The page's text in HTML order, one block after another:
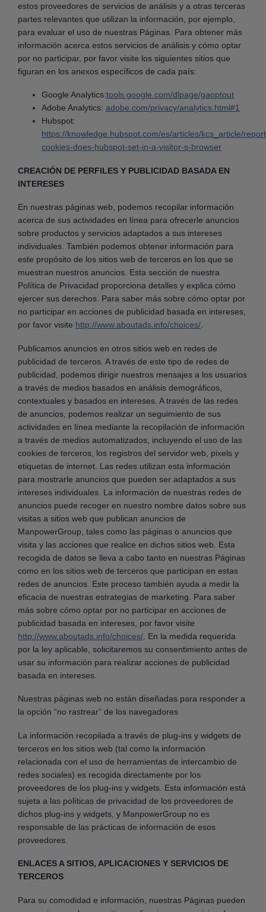
estos proveedores de servicios de análisis y a otras terceras
partes relevantes que utilizan la información, por ejemplo,
para evaluar el uso de nuestras Páginas. Para obtener más
información acerca estos servicios de análisis y cómo optar
por no participar, por favor visite los siguientes sitios que
figuran en los anexos específicos de cada país:
Google Analytics:tools.google.com/dlpage/gaoptout
Adobe Analytics: adobe.com/privacy/analytics.html#1
Hubspot:
https://knowledge.hubspot.com/es/articles/kcs_article/
cookies-does-hubspot-set-in-a-visitor-s-browser
CREACIÓN DE PERFILES Y PUBLICIDAD BASADA EN
INTERESES
En nuestras páginas web, podemos recopilar información
acerca de sus actividades en línea para ofrecerle anuncios
sobre productos y servicios adaptados a sus intereses
individuales. También podemos obtener información para
este propósito de los sitios web de terceros en los que se
muestran nuestros anuncios. Esta sección de nuestra
Política de Privacidad proporciona detalles y explica cómo
ejercer sus derechos. Para saber más sobre cómo optar por
no participar en acciones de publicidad basada en intereses,
por favor visite http://www.aboutads.info/choices/.
Publicamos anuncios en otros sitios web en redes de
publicidad de terceros. A través de este tipo de redes de
publicidad, podemos dirigir nuestros mensajes a los usuarios
a través de medios basados en análisis demográficos,
contextuales y basados en intereses. A través de las redes
de anuncios, podemos realizar un seguimiento de sus
actividades en línea mediante la recopilación de información
a través de medios automatizados, incluyendo el uso de las
cookies de terceros, los registros del servidor web, pixels y
etiquetas de internet. Las redes utilizan esta información
para mostrarle anuncios que pueden ser adaptados a sus
intereses individuales. La información de nuestras redes de
anuncios puede recoger en nuestro nombre datos sobre sus
visitas a sitios web que publican anuncios de
ManpowerGroup, tales como las páginas o anuncios que
visita y las acciones que realice en dichos sitios web. Esta
recogida de datos se lleva a cabo tanto en nuestras Páginas
como en los sitios web de terceros que participan en estas
redes de anuncios. Este proceso también ayuda a medir la
eficacia de nuestras estrategias de marketing. Para saber
más sobre cómo optar por no participar en acciones de
publicidad basada en intereses, por favor visite
http://www.aboutads.info/choices/ . En la medida requerida
por la ley aplicable, solicitaremos su consentimiento antes de
usar su información para realizar acciones de publicidad
basada en intereses.
Nuestras páginas web no están diseñadas para responder a
la opción “no rastrear” de los navegadores
La información recopilada a través de plug-ins y widgets de
terceros en los sitios web (tal como la información
relacionada con el uso de herramientas de intercambio de
redes sociales) es recogida directamente por los
proveedores de los plug-ins y widgets. Esta información está
sujeta a las políticas de privacidad de los proveedores de
dichos plug-ins y widgets, y ManpowerGroup no es
responsable de las prácticas de información de esos
proveedores.
ENLACES A SITIOS, APLICACIONES Y SERVICIOS DE
TERCEROS
Para su comodidad e información, nuestras Páginas pueden